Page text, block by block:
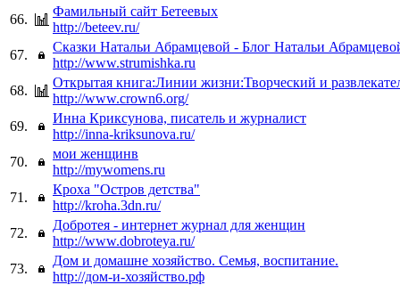
66.
Фамильный сайт Бетеевых
http://beteev.ru/
67.
Сказки Натальи Абрамцевой - Блог Натальи
http://www.strumishka.ru
68.
Открытая книга:Линии жизни:Творческий и
http://www.crown6.org/
69.
Инна Криксунова, писатель и журналист
http://inna-kriksunova.ru/
70.
мои женщинв
http://mywomens.ru
71.
Кроха "Остров детства"
http://kroha.3dn.ru/
72.
Добротея - интернет журнал для женщин
http://www.dobroteya.ru/
73.
Дом и домашне хозяйство. Семья, воспитание.
http://дом-и-хозяйство.рф